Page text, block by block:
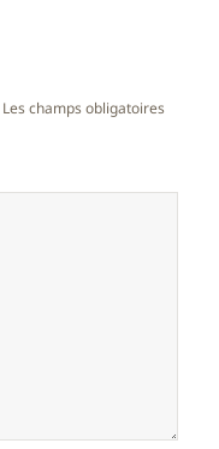
Les champs obligatoires